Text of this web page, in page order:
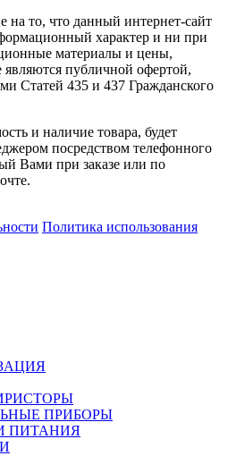
то, что данный интернет-сайт
характер и ни при
материалы и цены,
публичной офертой,
Статей 435 и 437 Гражданского
и наличие товара, будет
посредством телефонного
Вами при заказе или по
Политика использования
ПРИБОРЫ
ПИТАНИЯ